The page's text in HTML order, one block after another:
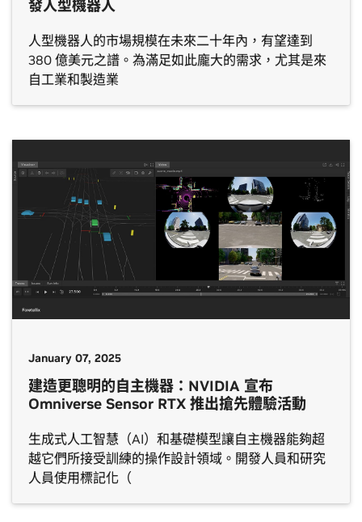
發人型機器人
人型機器人的市場規模在未來二十年內，有望達到
380 億美元之譜。為滿足如此龐大的需求，尤其是來
自工業和製造業
January 07, 2025
建造更聰明的自主機器：NVIDIA 宣布
Omniverse Sensor RTX 推出搶先體驗活動
生成式人工智慧（AI）和基礎模型讓自主機器能夠超
越它們所接受訓練的操作設計領域。開發人員和研究
人員使用標記化（